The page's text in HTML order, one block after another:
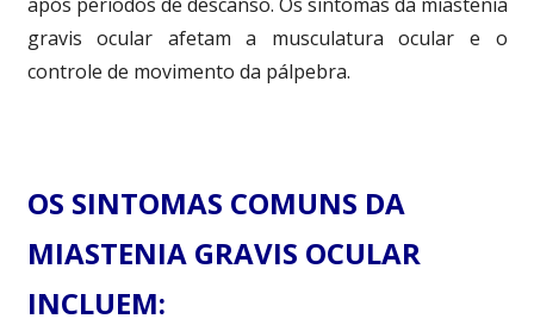
gravis ocular afetam a musculatura ocular e o
controle de movimento da pálpebra.
OS SINTOMAS COMUNS DA
MIASTENIA GRAVIS OCULAR
INCLUEM: